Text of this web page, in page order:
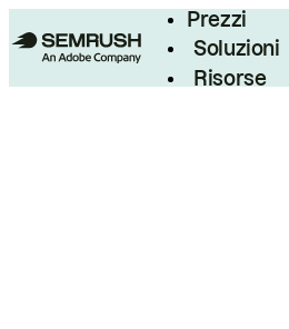
Prezzi
Soluzioni
Risorse